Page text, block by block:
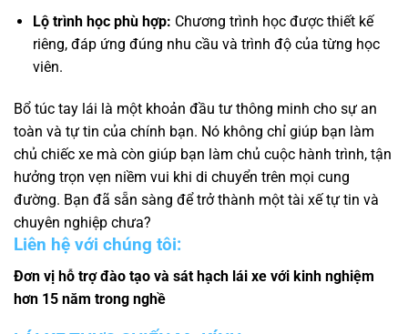
Lộ trình học phù hợp: Chương trình học được thiết kế
riêng, đáp ứng đúng nhu cầu và trình độ của từng học
viên.
Bổ túc tay lái là một khoản đầu tư thông minh cho sự an
toàn và tự tin của chính bạn. Nó không chỉ giúp bạn làm
chủ chiếc xe mà còn giúp bạn làm chủ cuộc hành trình, tận
hưởng trọn vẹn niềm vui khi di chuyển trên mọi cung
đường. Bạn đã sẵn sàng để trở thành một tài xế tự tin và
chuyên nghiệp chưa?
Liên hệ với chúng tôi:
Đơn vị hỗ trợ đào tạo và sát hạch lái xe với kinh nghiệm
hơn 15 năm trong nghề